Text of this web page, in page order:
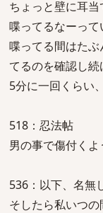
ちょっと壁に耳
喋ってるなーっ
喋ってる間はた
てるのを確認し続
5分に一回くらい
518：忍法帖
男の事で傷付くよ
536：以下、名無
そしたら私いつ